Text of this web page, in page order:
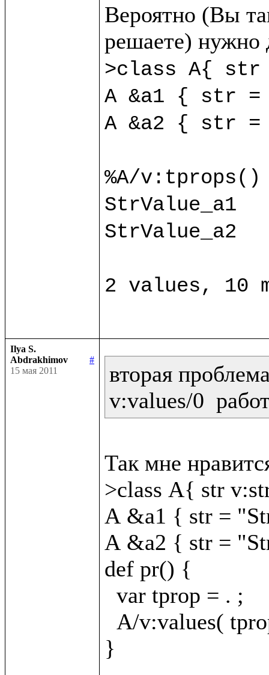
Вероятно (Вы
>class A{
A &a1 { str
A &a2 { str
%A/v:tprops()
StrValue_a1
StrValue_a2
Ilya S.
Abdrakhimov
#
15 мая 2011
вторая
v:values/0
Так мне
>class A{ str
A &a1 { str =
A &a2 { str =
def pr() {
var tprop = . ;
A/v:values(
}